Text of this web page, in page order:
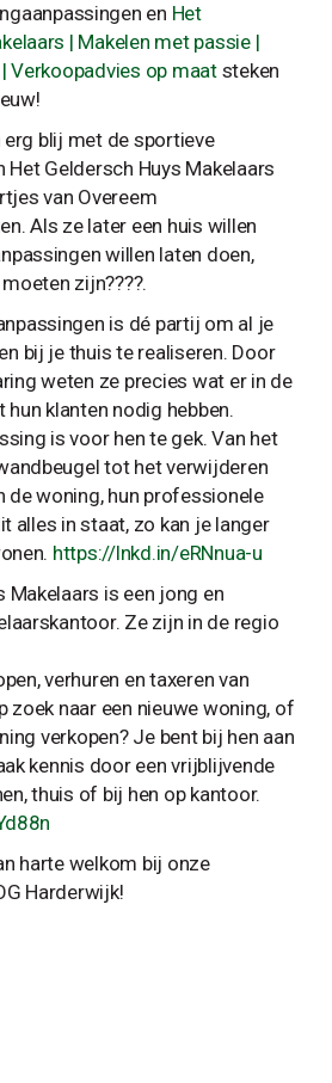
en Het
| Makelen met passie |
Verkoopadvies op maatsteken
blij met de sportieve
Het Geldersch Huys Makelaars
van Overeem
Als ze later een huis willen
willen laten doen,
zijn????.
is dé partij om al je
bij je thuis te realiseren. Door
weten ze precies wat er in de
klanten nodig hebben.
is voor hen te gek. Van het
tot het verwijderen
de woning, hun professionele
alles in staat, zo kan je langer
https://lnkd.in/eRNnua-u
Makelaars is een jong en
Ze zijn in de regio
verhuren en taxeren van
zoek naar een nieuwe woning, of
verkopen? Je bent bij hen aan
kennis door een vrijblijvende
thuis of bij hen op kantoor.
harte welkom bij onze
Harderwijk!